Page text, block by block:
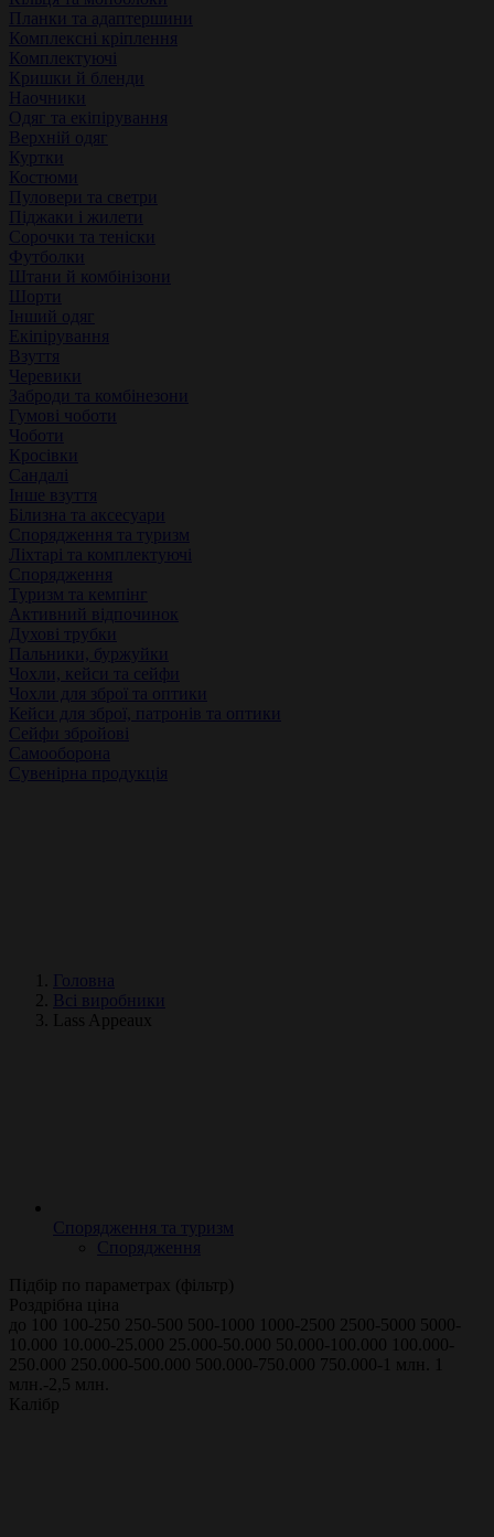
Планки та адаптершини
Комплексні кріплення
Комплектуючі
Кришки й бленди
Наочники
Одяг та екіпірування
Верхній одяг
Куртки
Костюми
Пуловери та светри
Піджаки і жилети
Сорочки та теніски
Футболки
Штани й комбінізони
Шорти
Інший одяг
Екіпірування
Взуття
Черевики
Заброди та комбінезони
Гумові чоботи
Чоботи
Кросівки
Сандалі
Інше взуття
Білизна та аксесуари
Спорядження та туризм
Ліхтарі та комплектуючі
Спорядження
Туризм та кемпінг
Активний відпочинок
Духові трубки
Пальники, буржуйки
Чохли, кейси та сейфи
Чохли для зброї та оптики
Кейси для зброї, патронів та оптики
Сейфи збройові
Самооборона
Сувенірна продукція
Головна
Всі виробники
Lass Appeaux
Спорядження та туризм
Спорядження
Підбір по параметрах (фільтр)
Роздрібна ціна
до 100 100-250 250-500 500-1000 1000-2500 2500-5000 5000-
10.000 10.000-25.000 25.000-50.000 50.000-100.000 100.000-
250.000 250.000-500.000 500.000-750.000 750.000-1 млн.
1
млн.-2,5 млн.
Калібр